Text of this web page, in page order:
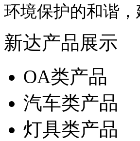
环境保护的和谐
新达产品展示
OA类产品
汽车类产品
灯具类产品